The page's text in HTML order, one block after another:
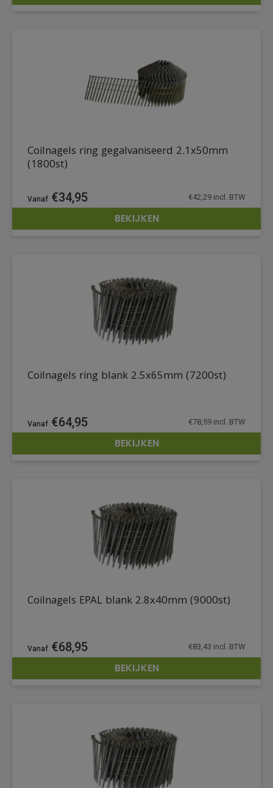
DETAILS
Coilnagels ring gegalvaniseerd 2.1x50mm
(1800st)
€34,95 €42,29 incl. BTW
BEKIJKEN
DETAILS
Coilnagels ring blank 2.5x65mm (7200st)
€64,95 €78,59 incl. BTW
BEKIJKEN
DETAILS
Coilnagels EPAL blank 2.8x40mm (9000st)
€68,95 €83,43 incl. BTW
BEKIJKEN